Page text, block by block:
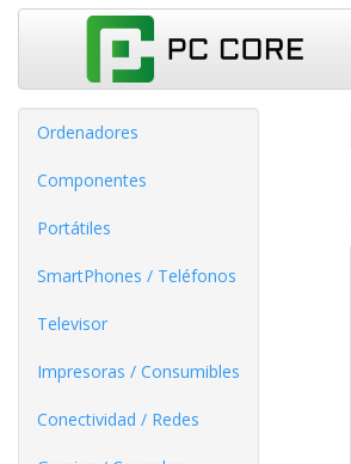
Ordenadores
Componentes
Portátiles
SmartPhones / Teléfonos
Televisor
Impresoras / Consumibles
Conectividad / Redes